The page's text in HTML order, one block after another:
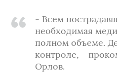
- Всем
необходимая
полном объеме.
контроле, -
Орлов.